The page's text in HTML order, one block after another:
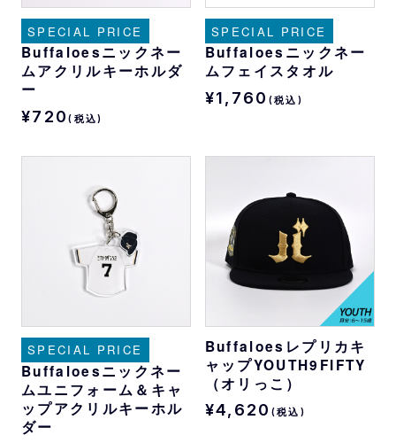
SPECIAL PRICE
Buffaloesニックネー
ムアクリルキーホルダ
ー
¥720(税込)
SPECIAL PRICE
Buffaloesニックネー
ムフェイスタオル
¥1,760 (税込)
SPECIAL PRICE
Buffaloesニックネー
ムユニフォーム＆キャ
ップアクリルキーホル
ダー
Buffaloesレプリカキ
ャップYOUTH9FIFTY
（オリっこ）
¥4,620 (税込)